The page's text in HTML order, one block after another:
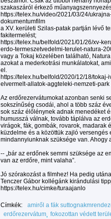
szakaszáról érkező
https://telex.hu/video/2021/03/24/
dokumentumfilm
a XV. kerületi Szilas-patak partján lévő
fakitermelést;
https://telex.hu/belfold/2021/01/26/xv-
erdo-termeszetvedelmi-terulet-natura-
vagy a Tokaj közelében található,
azokat a mederkotrási munkálatokat,
el.
https://telex.hu/belfold/2020/12/18/
elvermelt-allatok-aggteleki-nemzeti-park
Az erdőrezervátumokat azonban senki
sokszínűség csodái, ahol a több száz
sok száz élőlénynek adnak menedéket
humusszá válnak, tovább táplálva az
virágok, fák, gombák, rovarok, madarak
küzdelme és a közöttük zajló
mindannyiunknak szüksége van. Ahogy
-- „bár az erdőnek semmi szüksége az
van az erdőre, mint valaha”.
Jó szórakozást a filmhez! Ha pedig
Tenczer Gábor kollégánk kirándulási
https://telex.hu/cimke/turaajanlo
Címkék:
amiről a fák
erdőrezervátum fokozottan védett